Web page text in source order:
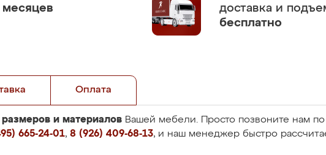
месяцев
доставка и
бесплатно
Оплата
размеров и материалов Вашей мебели. Просто позвоните нам
665-24-01, 8 (926) 409-68-13, и наш менеджер быстро